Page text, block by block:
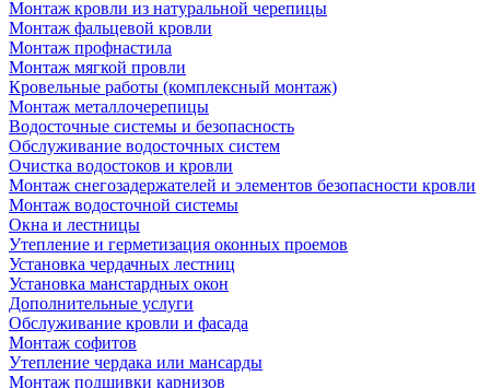
Монтаж кровли из натуральной черепицы
Монтаж фальцевой кровли
Монтаж профнастила
Монтаж мягкой провли
Кровельные работы (комплексный монтаж)
Монтаж металлочерепицы
Водосточные системы и безопасность
Обслуживание водосточных систем
Очистка водостоков и кровли
Монтаж снегозадержателей и элементов безопасности кровли
Монтаж водосточной системы
Окна и лестницы
Утепление и герметизация оконных проемов
Установка чердачных лестниц
Установка манстардных окон
Дополнительные услуги
Обслуживание кровли и фасада
Монтаж софитов
Утепление чердака или мансарды
Монтаж подшивки карнизов